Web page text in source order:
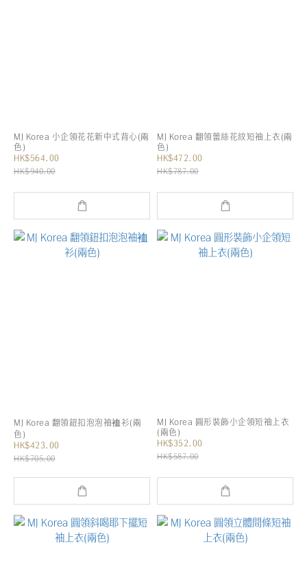
MJ Korea 小企領花花新中式背心(兩
色)
HK$564.00
HK$940.00
MJ Korea 翻領蕾絲花紋短袖上衣(兩
色)
HK$472.00
HK$787.00
MJ Korea 翻領鈕扣泡泡袖裇衫(兩
色)
HK$423.00
HK$705.00
MJ Korea 圓形裝飾小企領短袖上衣
(兩色)
HK$352.00
HK$587.00